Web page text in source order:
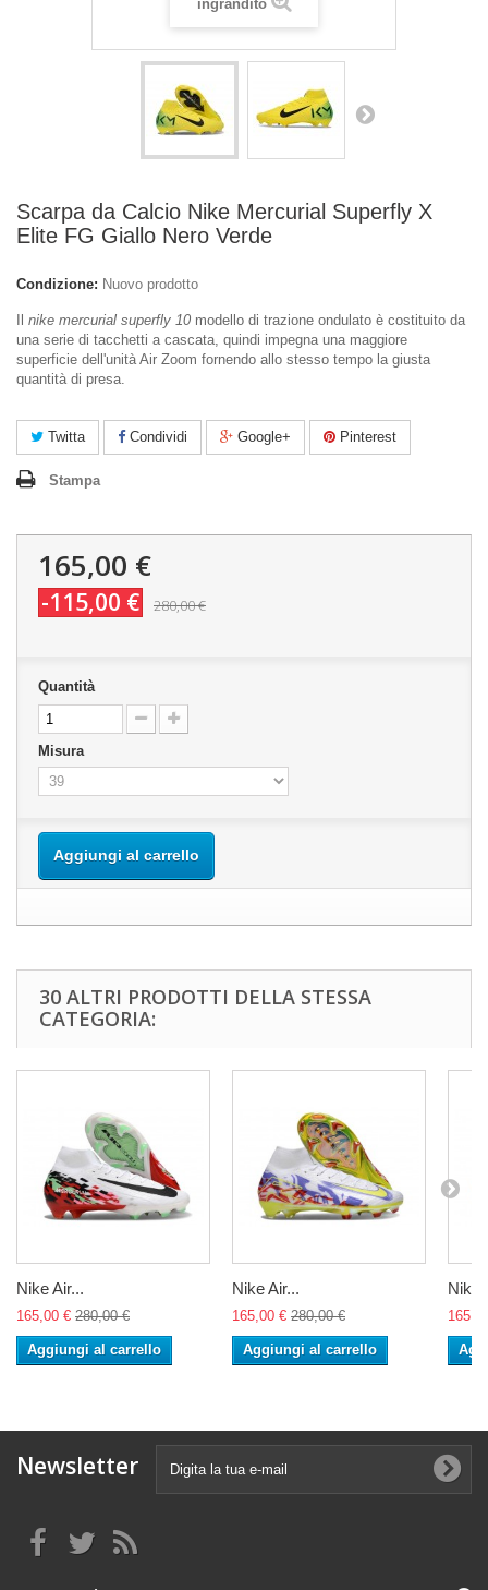
ingrandito
Scarpa da Calcio Nike Mercurial Superfly X
Elite FG Giallo Nero Verde
Condizione: Nuovo prodotto
nike mercurial superfly 10 modello di trazione ondulato è costituito da
una serie di tacchetti a cascata, quindi impegna una maggiore
superficie dell'unità Air Zoom fornendo allo stesso tempo la giusta
quantità di presa.
Twitta Condividi Google+ Pinterest
Stampa
165,00 €
-115,00 € 280,00 €
Quantità
Misura
Aggiungi al carrello
30 ALTRI PRODOTTI DELLA STESSA
CATEGORIA:
Nike Air...
165,00 € 280,00 €
Aggiungi al carrello
Nike Air...
165,00 € 280,00 €
Aggiungi al carrello
Nike
Newsletter